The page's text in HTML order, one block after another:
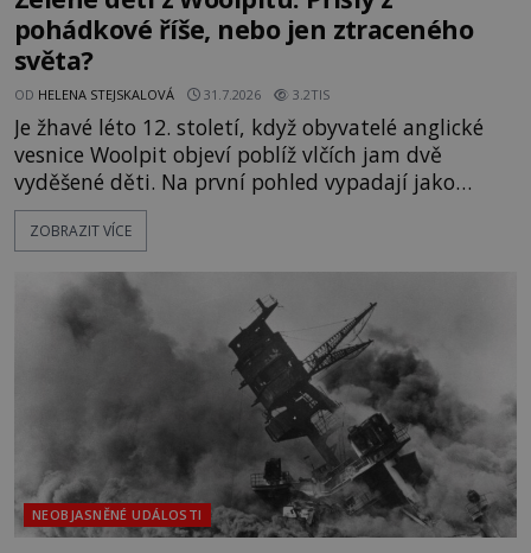
pohádkové říše, nebo jen ztraceného
světa?
OD HELENA STEJSKALOVÁ 31.7.2026 3.2TIS
Je žhavé léto 12. století, když obyvatelé anglické
vesnice Woolpit objeví poblíž vlčích jam dvě
vyděšené děti. Na první pohled vypadají jako
každé jiné, až na jednu děsivou výjimku. Jejich
kůže má nazelenalý odstín, mluví
kromě syrových bobů. Příběh se rychle stává
jednou z největších záhad středověké Anglie a ani
po téměř devíti stech letech není
ZOBRAZIT VÍCE
NEOBJASNĚNÉ UDÁLOSTI